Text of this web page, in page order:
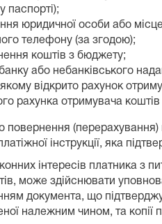
паспорті);
юридичної особи або
телефону (за згодою);
коштів з бюджету;
або небанківського
відкрито рахунок
рахунка отримувача коштів
повернення
інструкції, яка
інтересів платника з
може здійснювати
документа, що
належним чином, та копії